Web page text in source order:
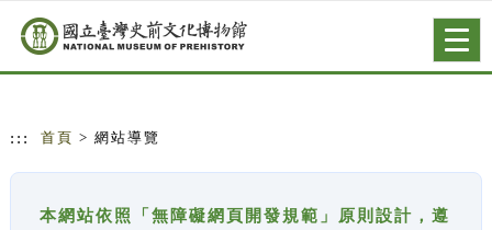
跳到主要內容
網站導覽
::: 首頁 > 網站導覽
本網站依照「無障礙網頁開發規範」原則設計，遵